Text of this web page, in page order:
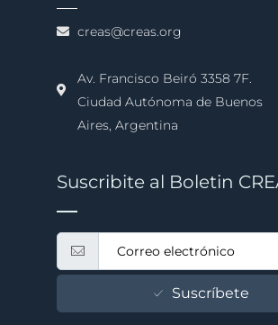
creas@creas.org
Av. Francisco Beiró 3358 7F.
Ciudad Autónoma de Buenos
Aires, Argentina
Suscribite al Boletin
Suscríbete